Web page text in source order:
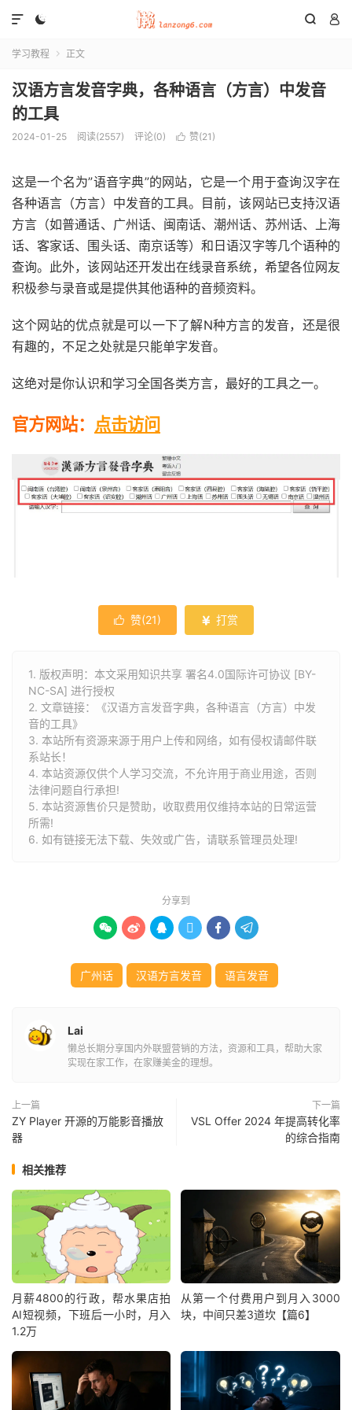
  

学习教程  正文
汉语方言发音字典，各种语言（方言）中发音
的工具
2024-01-25 阅读(2557) 评论(0)  赞(21 )
这是一个名为”语音字典”的网站，它是一个用于查询汉字在
各种语言（方言）中发音的工具。目前，该网站已支持汉语
方言（如普通话、广州话、闽南话、潮州话、苏州话、上海
话、客家话、围头话、南京话等）和日语汉字等几个语种的
查询。此外，该网站还开发出在线录音系统，希望各位网友
积极参与录音或是提供其他语种的音频资料。
这个网站的优点就是可以一下了解N种方言的发音，还是很
有趣的，不足之处就是只能单字发音。
这绝对是你认识和学习全国各类方言，最好的工具之一。
官方网站： 点击访问
 赞(21)  打赏
1. 版权声明：本文采用知识共享 署名4.0国际许可协议 [BY-
NC-SA] 进行授权
2. 文章链接：
《汉语方言发音字典，各种语言（方言）中发
音的工具》
3. 本站所有资源来源于用户上传和网络，如有侵权请邮件联
系站长！
4. 本站资源仅供个人学习交流，不允许用于商业用途，否则
法律问题自行承担!
5. 本站资源售价只是赞助，收取费用仅维持本站的日常运营
所需!
6. 如有链接无法下载、失效或广告，请联系管理员处理!
分享到
     
广州话 汉语方言发音 语言发音
Lai
懒总长期分享国内外联盟营销的方法，资源和工具，帮助大家
实现在家工作，在家赚美金的理想。
上一篇
ZY Player 开源的万能影音播放
器
下一篇
VSL Offer 2024 年提高转化率
的综合指南
相关推荐
月薪4800的行政，帮水果店拍
AI短视频，下班后一小时，月入
1.2万
从第一个付费用户到月入3000
块，中间只差3道坎【篇6】